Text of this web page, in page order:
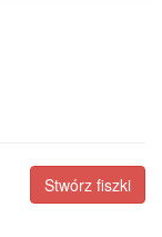
Stwórz fiszki